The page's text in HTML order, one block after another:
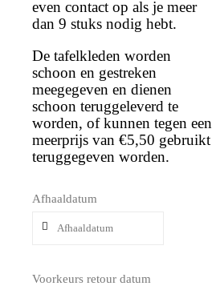
even contact op als je meer
dan 9 stuks nodig hebt.
De tafelkleden worden
schoon en gestreken
meegegeven en dienen
schoon teruggeleverd te
worden, of kunnen tegen een
meerprijs van €5,50 gebruikt
teruggegeven worden.
Afhaaldatum
Voorkeurs retour datum